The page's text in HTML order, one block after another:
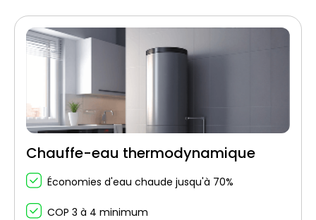
Chauffe-eau thermodynamique
Économies d'eau chaude jusqu'à 70%
COP 3 à 4 minimum